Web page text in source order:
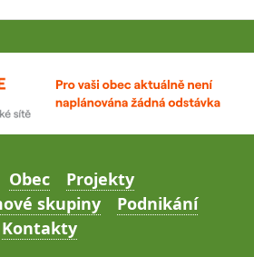
Obec
Projekty
skupiny
Podnikání
Kontakty